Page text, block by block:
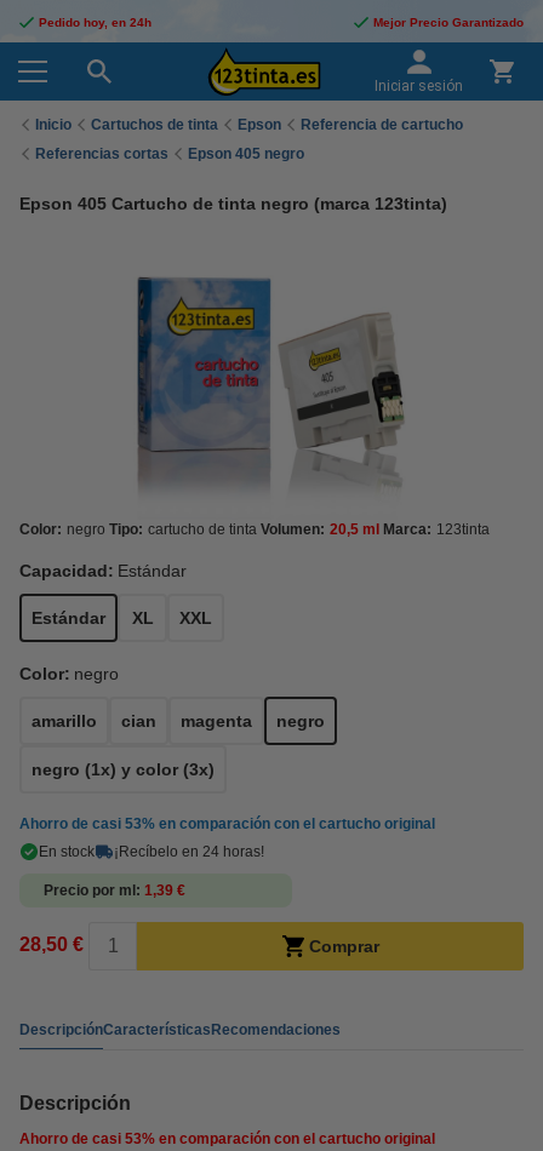
Pedido hoy, en 24h Mejor Precio Garantizado
Iniciar sesión
Inicio Cartuchos de tinta Epson
Referencia de cartucho
Referencias cortas
Epson 405 negro
Epson 405 Cartucho de tinta negro (marca 123tinta)
Color: negro Tipo: cartucho de tinta Volumen: 20,5 ml Marca: 123tinta
Capacidad: Estándar
Estándar XL XXL
Color: negro
amarillo cian magenta negro
negro (1x) y color (3x)
Ahorro de casi 53% en comparación con el cartucho original
En stock
¡Recíbelo en 24 horas!
Precio por ml 1,39 €
28,50 € Comprar
DescripciónCaracterísticasRecomendaciones
Descripción
Ahorro de casi 53% en comparación con el cartucho original